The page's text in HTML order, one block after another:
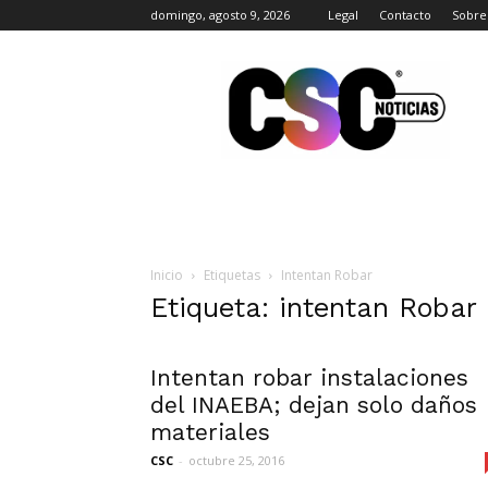
domingo, agosto 9, 2026 Legal Contacto
Noticias
Inicio Etiquetas Intentan Robar
Etiqueta: intentan Robar
Intentan robar instalaciones
del INAEBA; dejan solo daños
materiales
CSC - octubre 25, 2016